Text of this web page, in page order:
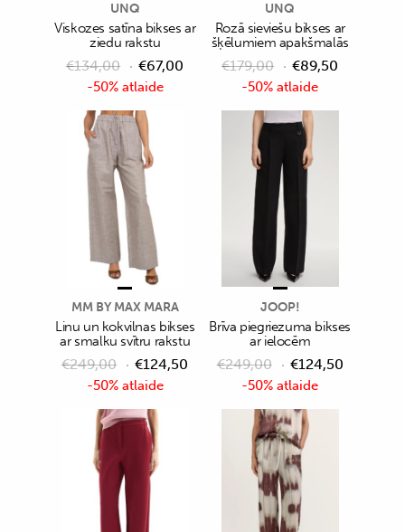
-50% atlaide
UNQ
Viskozes satīna bikses ar
ziedu rakstu
€134,00 €67,00
-50% atlaide
UNQ
Rozā sieviešu bikses ar
šķēlumiem apakšmalās
€179,00 €89,50
-50% atlaide
MM BY MAX MARA
Linu un kokvilnas bikses
ar smalku svītru rakstu
€249,00 €124,50
-50% atlaide
JOOP!
Brīva piegriezuma bikses
ar ielocēm
€249,00 €124,50